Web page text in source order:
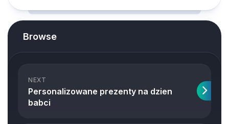
Browse
NEXT
Personalizowane prezenty na dzien
babci